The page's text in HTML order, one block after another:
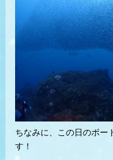
ちなみに、この日のボー
す！